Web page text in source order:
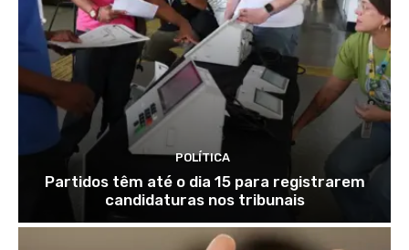
POLÍTICA
Partidos têm até o dia 15 para registrarem
candidaturas nos tribunais